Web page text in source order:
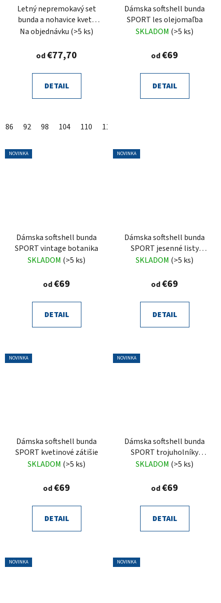
Letný nepremokavý set
bunda a nohavice kvety
čierna
Na objednávku (>5 ks)
od€77,70
DETAIL
86 92 98 104 110 116
Dámska softshell bunda
SPORT les olejomaľba
SKLADOM (>5 ks)
od€69
DETAIL
NOVINKA
Dámska softshell bunda
SPORT vintage botanika
SKLADOM (>5 ks)
od€69
DETAIL
NOVINKA
Dámska softshell bunda
SPORT jesenné listy
Mandy
SKLADOM (>5 ks)
od€69
DETAIL
NOVINKA
Dámska softshell bunda
SPORT kvetinové zátišie
SKLADOM (>5 ks)
od€69
DETAIL
NOVINKA
Dámska softshell bunda
SPORT trojuholníky
oranžové
SKLADOM (>5 ks)
od€69
DETAIL
NOVINKA NOVINKA